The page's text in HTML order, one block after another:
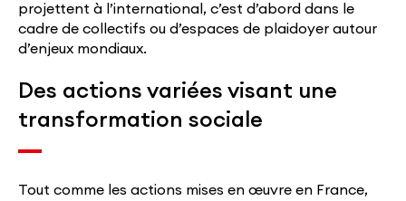
projettent à l’international, c’est d’abord dans le
cadre de collectifs ou d’espaces de plaidoyer autour
d’enjeux mondiaux.
Des actions variées visant une
transformation sociale
Tout comme les actions mises en œuvre en France,